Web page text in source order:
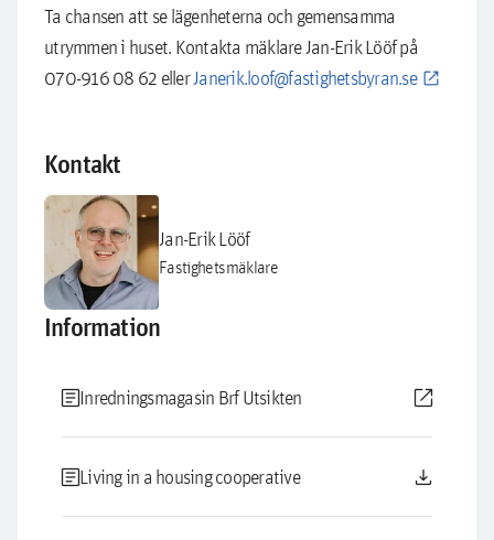
Ta chansen att se lägenheterna och gemensamma
utrymmen i huset. Kontakta mäklare Jan-Erik Lööf på
070-916 08 62 ellerJanerik.loof@fastighetsbyran.se
Kontakt
Jan-Erik Lööf
Fastighetsmäklare
Information
articleInredningsmagasin Brf Utsikten open_in_new
articleLiving in a housing cooperative download